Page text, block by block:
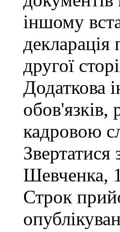
іншому
другої
Додаткова
обов'язків,
кадровою
Шевченка,
Строк